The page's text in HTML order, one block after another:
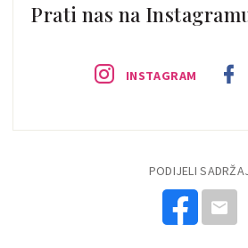
Prati nas na
INSTAGRAM
PODIJELI